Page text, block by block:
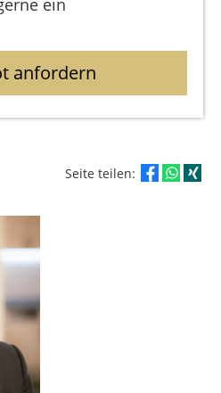
ein
anfordern
Seite teilen: